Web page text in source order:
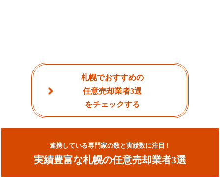
札幌でおすすめの
任意売却業者3選
をチェックする
連携している専門家の数と実績数に注目！
実績豊富な札幌の任意売却業者3選